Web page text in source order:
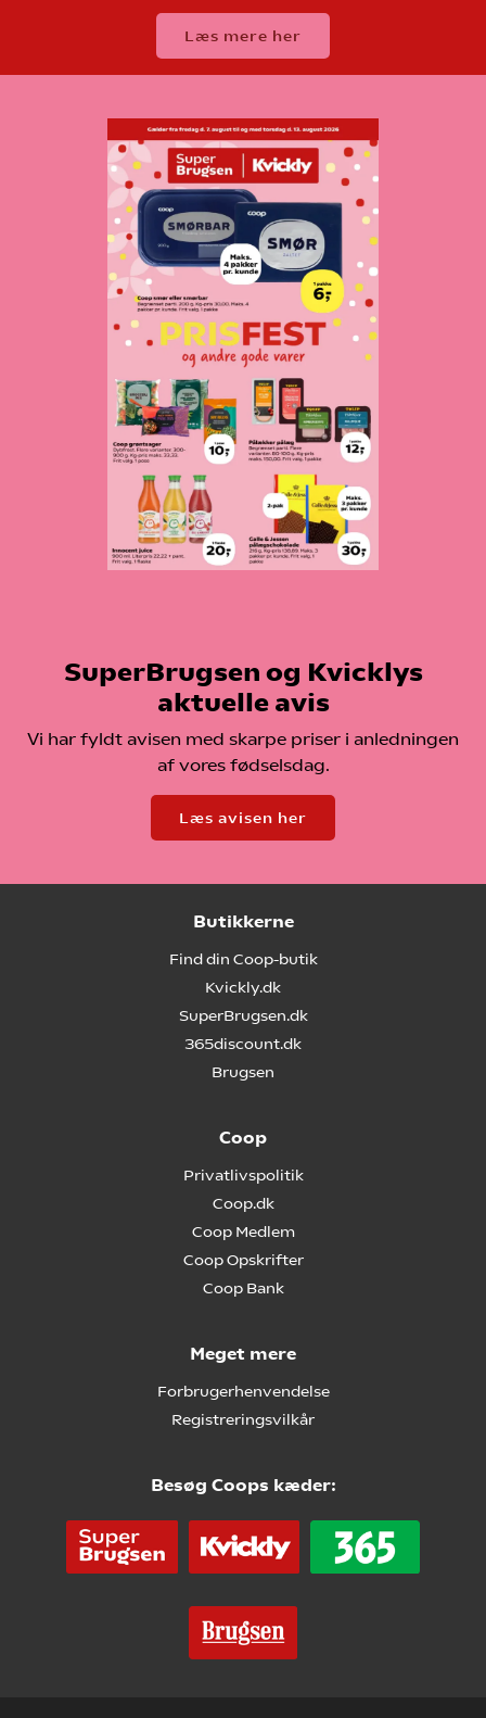
Læs mere her
SuperBrugsen og Kvicklys
aktuelle avis
Vi har fyldt avisen med skarpe priser i anledningen
af vores fødselsdag.
Læs avisen her
Butikkerne
Find din Coop-butik
Kvickly.dk
SuperBrugsen.dk
365discount.dk
Brugsen
Coop
Privatlivspolitik
Coop.dk
Coop Medlem
Coop Opskrifter
Coop Bank
Meget mere
Forbrugerhenvendelse
Registreringsvilkår
Besøg Coops kæder: